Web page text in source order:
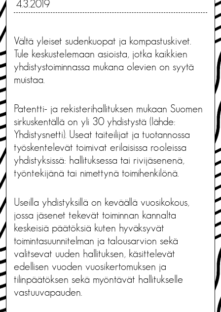
4.3.2019
Vältä yleiset sudenkuopat ja kompastuskivet.
Tule keskustelemaan asioista, jotka kaikkien
yhdistystoiminnassa mukana olevien on syytä
muistaa.
Patentti- ja rekisterihallituksen mukaan Suomen
sirkuskentällä on yli 30 yhdistystä (lähde:
Yhdistysnetti). Useat taiteilijat ja tuotannossa
työskentelevät toimivat erilaisissa rooleissa
yhdistyksissä: hallituksessa tai rivijäsenenä,
työntekijänä tai nimettynä toimihenkilönä.
Useilla yhdistyksillä on keväällä vuosikokous,
jossa jäsenet tekevät toiminnan kannalta
keskeisiä päätöksiä kuten hyväksyvät
toimintasuunnitelman ja talousarvion sekä
valitsevat uuden hallituksen, käsittelevät
edellisen vuoden vuosikertomuksen ja
tilinpäätöksen sekä myöntävät hallitukselle
vastuuvapauden.